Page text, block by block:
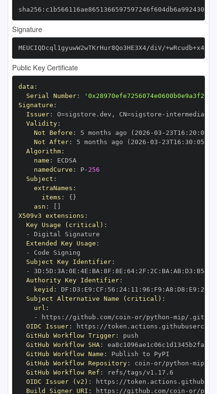
Signature
MEUCIQDcql1gyuwW2wTKrHur8Qo3HE3X4/diV/
Public Key Certificate
data :
Serial Number:
Signature :
Issuer: O=sigstore.dev , CN=sigstore -
Validity:
Not Before : 5 months ago (2026 -03 - 23T16 : 20 :
Not After: 5 months ago (2026 -03 - 23T16 : 30 : 05+00
Algorithm:
name :
namedCurve : P- 256
Subject :
extraNames :
items : { }
asn :
X509v3 extensions :
Key Usage (critical) :
-
Extended Key Usage :
-
Subject Key Identifier:
-
3D : 5D : 3A : 0E : 4E : BA : 8F : 8E : 64: 2F : 2C : BA : AB: D3 : B5
Authority Key Identifier:
keyid : DF : D3 : E9 : CF : 56 : 24: 11 : 96 : F9 : A8 : D8 : E9 : 28
Subject Alternative Name (critical) :
url :
-
https : //github.com/coin - or/python -
OIDC Issuer: https :
GitHub Workflow Trigger:
GitHub Workflow SHA:
GitHub Workflow Name :
GitHub Workflow Repository: coin - or/python -
GitHub Workflow Ref :
OIDC Issuer (v2) : https :
Build Signer URI : https : //github.com/coin - or/